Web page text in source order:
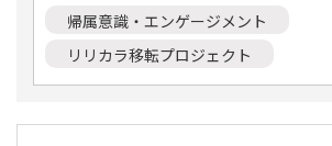
帰属意識・エンゲージメント
リリカラ移転プロジェクト